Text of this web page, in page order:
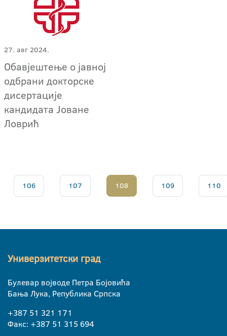
27. авг 2024.
Обавјештење о јавној
одбрани докторске
дисертације
кандидата Јоване
Ловрић
106 107 108 109 110
Универзитетски град
Булевар војводе Петра Бојовића
Бања Лука, Република Српска
+387 51 321 171
Факс: +387 51 315 694